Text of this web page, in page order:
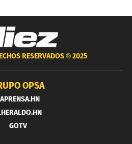
RESERVADOS ®2025
OPSA
GOTV